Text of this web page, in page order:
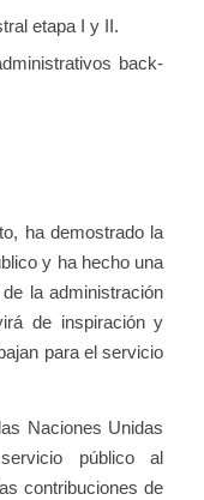
etapa I y II.
back-
ha demostrado la
y ha hecho una
la administración
de inspiración y
para el servicio
Naciones Unidas
público al
contribuciones de